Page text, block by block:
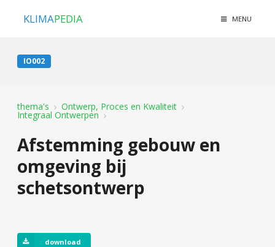
KLIMAPEDIA MENU
IO002
thema's Ontwerp, Proces en Kwaliteit
Integraal Ontwerpen
Afstemming gebouw en
omgeving bij
schetsontwerp
download